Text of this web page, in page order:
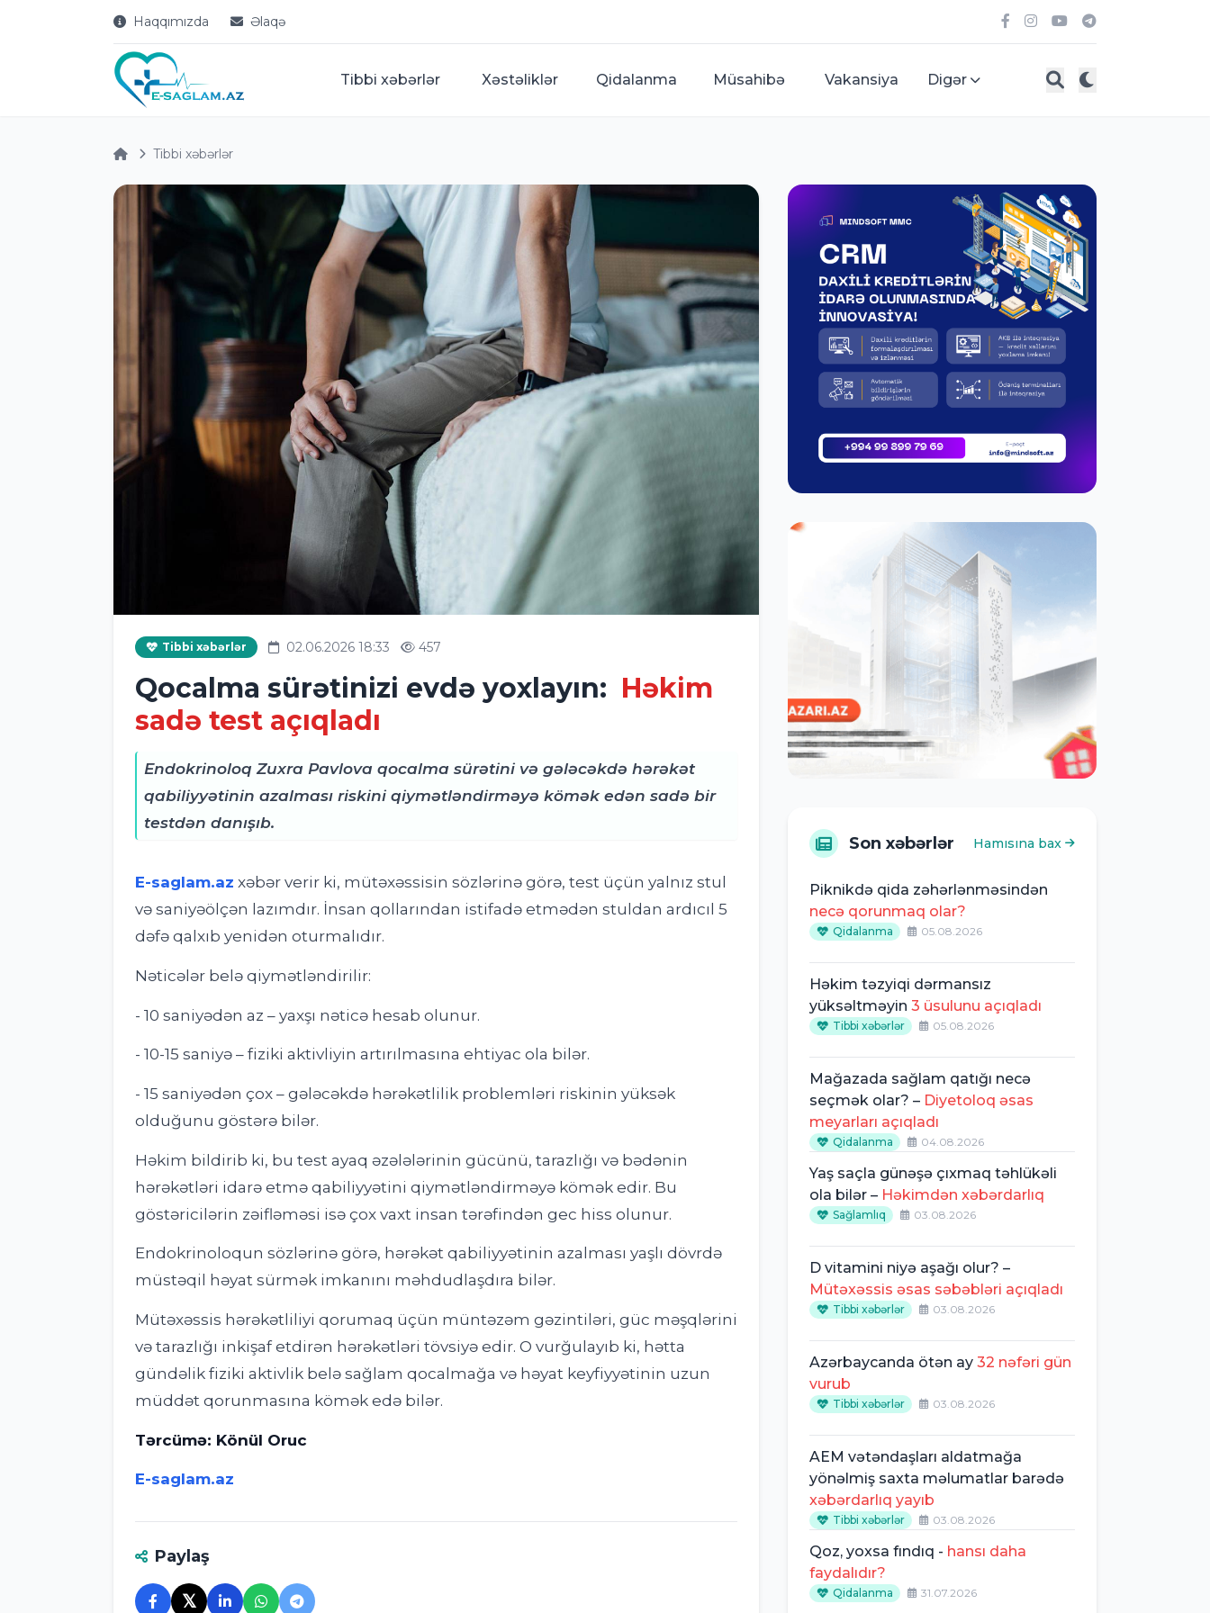
Haqqımızda Əlaqə
Tibbi xəbərlər Xəstəliklər Qidalanma Müsahibə Vakansiya Digər
Tibbi xəbərlər
Tibbi xəbərlər 02.06.2026 18:33 457
Qocalma sürətinizi evdə yoxlayın: Həkim
sadə test açıqladı
Endokrinoloq Zuxra Pavlova qocalma sürətini və gələcəkdə hərəkət
qabiliyyətinin azalması riskini qiymətləndirməyə kömək edən sadə bir
testdən danışıb.
E-saglam.az xəbər verir ki, mütəxəssisin sözlərinə görə, test üçün yalnız stul
və saniyəölçən lazımdır. İnsan qollarından istifadə etmədən stuldan ardıcıl 5
dəfə qalxıb yenidən oturmalıdır.
Nəticələr belə qiymətləndirilir:
- 10 saniyədən az – yaxşı nəticə hesab olunur.
- 10-15 saniyə – fiziki aktivliyin artırılmasına ehtiyac ola bilər.
- 15 saniyədən çox – gələcəkdə hərəkətlilik problemləri riskinin yüksək
olduğunu göstərə bilər.
Həkim bildirib ki, bu test ayaq əzələlərinin gücünü, tarazlığı və bədənin
hərəkətləri idarə etmə qabiliyyətini qiymətləndirməyə kömək edir. Bu
göstəricilərin zəifləməsi isə çox vaxt insan tərəfindən gec hiss olunur.
Endokrinoloqun sözlərinə görə, hərəkət qabiliyyətinin azalması yaşlı dövrdə
müstəqil həyat sürmək imkanını məhdudlaşdıra bilər.
Mütəxəssis hərəkətliliyi qorumaq üçün müntəzəm gəzintiləri, güc məşqlərini
və tarazlığı inkişaf etdirən hərəkətləri tövsiyə edir. O vurğulayıb ki, hətta
gündəlik fiziki aktivlik belə sağlam qocalmağa və həyat keyfiyyətinin uzun
müddət qorunmasına kömək edə bilər.
Tərcümə: Könül Oruc
E-saglam.az
Paylaş
𝕏
Son xəbərlər Hamısına bax
Piknikdə qida zəhərlənməsindən
necə qorunmaq olar?
Qidalanma 05.08.2026
Həkim təzyiqi dərmansız
yüksəltməyin3 üsulunu açıqladı
Tibbi xəbərlər 05.08.2026
Mağazada sağlam qatığı necə
seçmək olar? – Diyetoloq əsas
meyarları açıqladı
Qidalanma 04.08.2026
Yaş saçla günəşə çıxmaq təhlükəli
ola bilər – Həkimdən xəbərdarlıq
Sağlamlıq 03.08.2026
D vitamini niyə aşağı olur? –
Mütəxəssis əsas səbəbləri açıqladı
Tibbi xəbərlər 03.08.2026
Azərbaycanda ötən ay32 nəfəri gün
vurub
Tibbi xəbərlər 03.08.2026
AEM vətəndaşları aldatmağa
yönəlmiş saxta məlumatlar barədə
xəbərdarlıq yayıb
Tibbi xəbərlər 03.08.2026
Qoz, yoxsa fındıq - hansı daha
faydalıdır?
Qidalanma 31.07.2026